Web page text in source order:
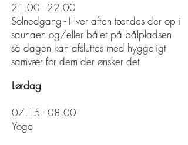
21.00 - 22.00
Solnedgang - Hver aften tændes der op i
saunaen og/eller bålet på bålpladsen
så dagen kan afsluttes med hyggeligt
samvær for dem der ønsker det
Lørdag
07.15 - 08.00
Yoga